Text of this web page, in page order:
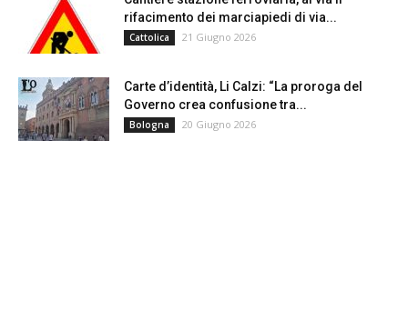
rifacimento dei marciapiedi di via...
Cattolica 21 Giugno 2026
Carte d’identità, Li Calzi: “La proroga del
Governo crea confusione tra...
Bologna 20 Giugno 2026